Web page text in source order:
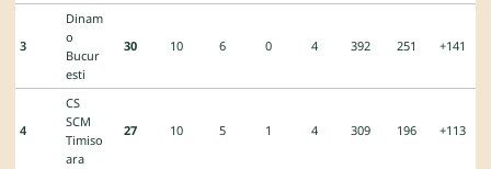
3
Dinam
o
Bucur
esti
30 10 6 0 4 392 251 +141
4
CS
SCM
Timiso
ara
27 10 5 1 4 309 196 +113